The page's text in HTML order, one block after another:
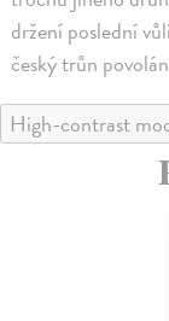
držení poslední
český trůn
High-contrast